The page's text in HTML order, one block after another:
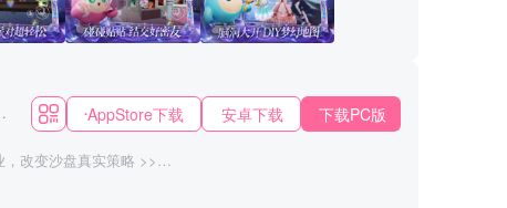
风 SLG AppStore下载 安卓下载 下载PC版
改变沙盘真实策略 >>新
鼎赛季“武侯遗志”，新沙